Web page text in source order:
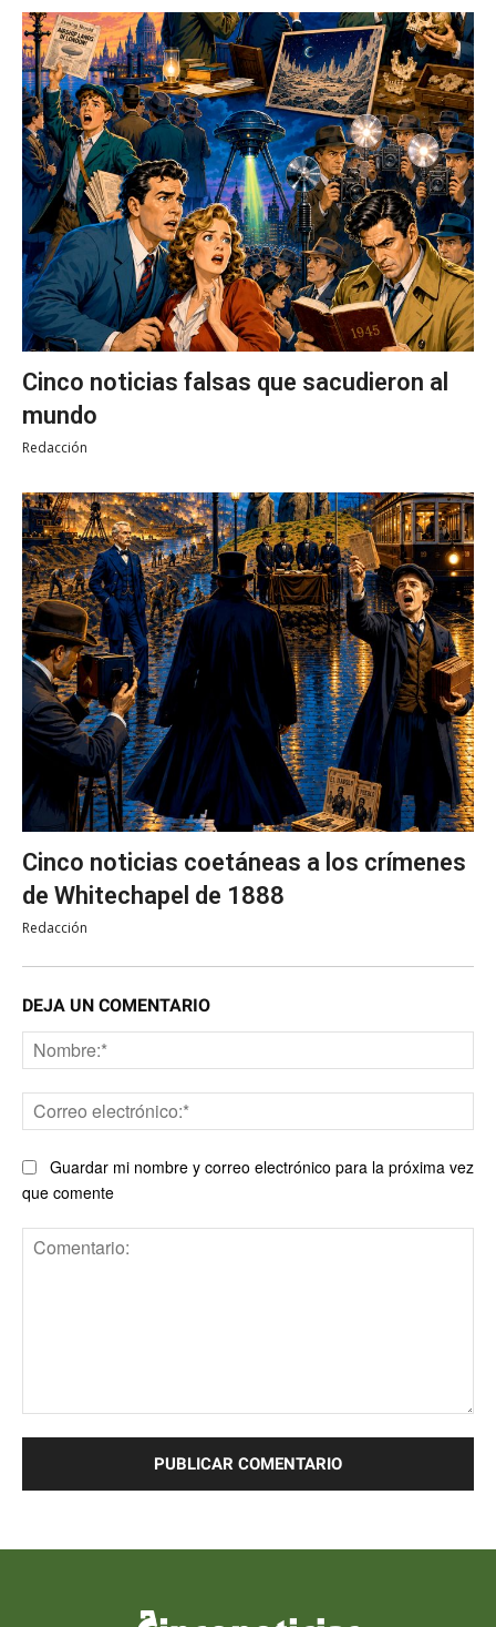
Cinco noticias falsas que sacudieron al
mundo
Redacción
Cinco noticias coetáneas a los crímenes
de Whitechapel de 1888
Redacción
DEJA UN COMENTARIO
Guardar mi nombre y correo electrónico para la próxima vez
que comente